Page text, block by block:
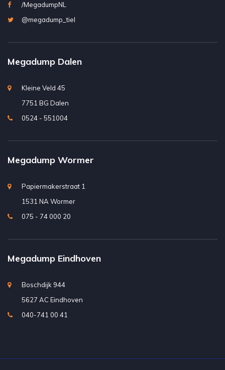
/MegadumpNL
@megadump_tiel
Megadump Dalen
Kleine Veld 45
7751 BG Dalen
0524 - 551004
Megadump Wormer
Papiermakerstraat 1
1531 NA Wormer
075 - 74 000 20
Megadump Eindhoven
Boschdijk 944
5627 AC Eindhoven
040-741 00 41